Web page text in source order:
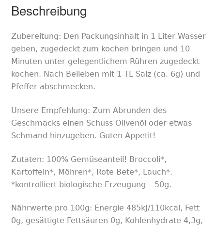
Beschreibung
Zubereitung: Den Packungsinhalt in 1 Liter Wasser
geben, zugedeckt zum kochen bringen und 10
Minuten unter gelegentlichem Rühren zugedeckt
kochen. Nach Belieben mit 1 TL Salz (ca. 6g) und
Pfeffer abschmecken.
Unsere Empfehlung: Zum Abrunden des
Geschmacks einen Schuss Olivenöl oder etwas
Schmand hinzugeben. Guten Appetit!
Zutaten: 100% Gemüseanteil! Broccoli*,
Kartoffeln*, Möhren*, Rote Bete*, Lauch*.
*kontrolliert biologische Erzeugung – 50g.
Nährwerte pro 100g: Energie 485kJ/110kcal, Fett
0g, gesättigte Fettsäuren 0g, Kohlenhydrate 4,3g,